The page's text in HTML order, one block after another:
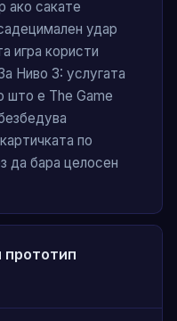
ако сакате
удар
игра користи
Ниво 3: услугата
што е The Game
по
да бара целосен